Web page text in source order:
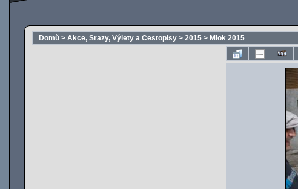
Domů > Akce, Srazy, Výlety a Cestopisy > 2015 > Mlok 2015